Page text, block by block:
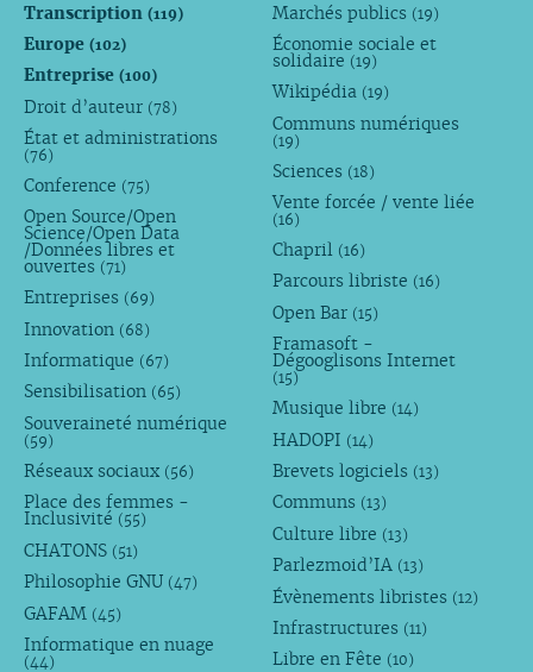
Transcription (119)
Europe (102)
Entreprise (100)
Droit d’auteur (78)
État et administrations
(76)
Conference (75)
Open Source/Open
Science/Open Data
/Données libres et
ouvertes (71)
Entreprises (69)
Innovation (68)
Informatique (67)
Sensibilisation (65)
Souveraineté numérique
(59)
Réseaux sociaux (56)
Place des femmes -
Inclusivité (55)
CHATONS (51)
Philosophie GNU (47)
GAFAM (45)
Informatique en nuage
(44)
Marchés publics (19)
Économie sociale et
solidaire (19)
Wikipédia (19)
Communs numériques
(19)
Sciences (18)
Vente forcée / vente liée
(16)
Chapril (16)
Parcours libriste (16)
Open Bar (15)
Framasoft -
Dégooglisons Internet
(15)
Musique libre (14)
HADOPI (14)
Brevets logiciels (13)
Communs (13)
Culture libre (13)
Parlezmoid’IA (13)
Évènements libristes (12)
Infrastructures (11)
Libre en Fête (10)